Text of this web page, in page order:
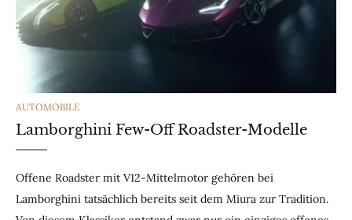
CATEGORIES
AUTOMOBILE
Lamborghini Few-Off Roadster-Modelle
Offene Roadster mit V12-Mittelmotor gehören bei
Lamborghini tatsächlich bereits seit dem Miura zur Tradition.